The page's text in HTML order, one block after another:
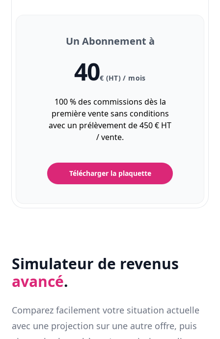
Un Abonnement à
40€ (HT) / mois
100 % des commissions dès la
première vente sans conditions
avec un prélèvement de 450 € HT
/ vente.
Télécharger la plaquette
Simulateur de revenus
avancé.
Comparez facilement votre situation actuelle
avec une projection sur une autre offre, puis